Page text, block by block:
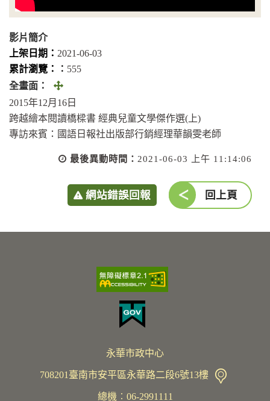
影片簡介
上架日期： 2021-06-03
累計瀏覽：︰ 555
全畫面：
全
畫
面
(另
視
2015年12月16日
跨越繪本閱讀橋樑書 經典兒童文學傑作選(上)
專訪來賓：國語日報社出版部行銷經理華韻雯老師
最後異動時間： 2021-06-03 上午 11:14:06
網站錯誤回報 回上頁
永華市政中心
708201臺南市安平區永華路二段6號13樓
總機︰06-2991111